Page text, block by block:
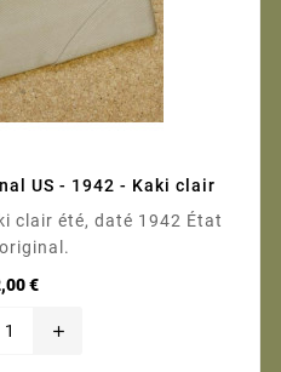
US - 1942 - Kaki clair
été, daté 1942 État
€Prix
add